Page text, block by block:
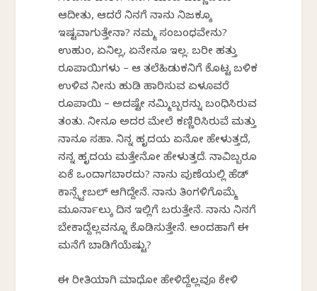
ಆದೀತು, ಆದರೆ ನಿನಗೆ ನಾನು ನಿಜಕ್ಕೂ
ಇಷ್ಟವಾಗುತ್ತೇನಾ? ನಮ್ಮ ಸಂಬಂಧವೇನು?
ಉಹುಂ, ಏನಿಲ್ಲ, ಏನೇನೂ ಇಲ್ಲ. ಬರೀ ಹತ್ತು
ರೂಪಾಯಿಗಳು – ಆ ತಲೆಹಿಡುಕನಿಗೆ ಕೊಟ್ಟ ಬಳಿಕ
ಉಳಿವ ನೀನು ಹುಡಿ ಹಾರಿಸುವ ಏಳೂವರೆ
ರೂಪಾಯಿ – ಅದಷ್ಟೇ ನಮ್ಮಿಬ್ಬರನ್ನು ಬಂಧಿಸಿರುವ
ತಂತು. ನೀನೂ ಅದರ ಮೇಲೆ ಕಣ್ಣಿರಿಸಿರುವೆ ಮತ್ತು
ನಾನೂ ಸಹಾ. ನಿನ್ನ ಹೃದಯ ಏನೋ ಹೇಳುತ್ತದೆ,
ನನ್ನ ಹೃದಯ ಮತ್ತೇನೋ ಹೇಳುತ್ತದೆ. ನಾವಿಬ್ಬರೂ
ಏಕೆ ಒಂದಾಗಬಾರದು? ನಾನು ಪುಣೆಯಲ್ಲಿ ಹೆಡ್
ಕಾನ್ಸ್ಟೇಬಲ್ ಆಗಿದ್ದೇನೆ. ನಾನು ತಿಂಗಳಿಗೊಮ್ಮೆ
ಮೂರ್ನಾಲ್ಕು ದಿನ ಇಲ್ಲಿಗೆ ಬರುತ್ತೇನೆ. ನಾನು ನಿನಗೆ
ಬೇಕಾದ್ದೆಲ್ಲವನ್ನೂ ಕೊಡಿಸುತ್ತೇನೆ. ಅಂದಹಾಗೆ ಈ
ಮನೆಗೆ ಬಾಡಿಗೆಯೆಷ್ಟು?
ಈ ರೀತಿಯಾಗಿ ಮಾಧೋ ಹೇಳಿದ್ದೆಲ್ಲವೂ ಕೇಳಿ